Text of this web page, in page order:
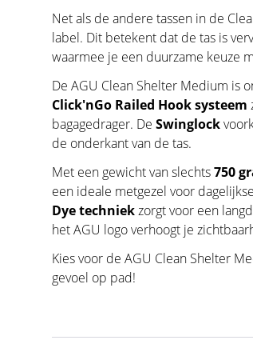
Net als de andere tassen in de
label. Dit betekent dat de tas is
waarmee je een duurzame keuze
De AGU Clean Shelter Medium is
Click'nGo Railed Hook systeem
bagagedrager. DeSwinglock
de onderkant van de tas.
Met een gewicht van slechts750
een ideale metgezel voor
Dye techniekzorgt voor een
het AGU logo verhoogt je
Kies voor de AGU Clean Shelter
gevoel op pad!